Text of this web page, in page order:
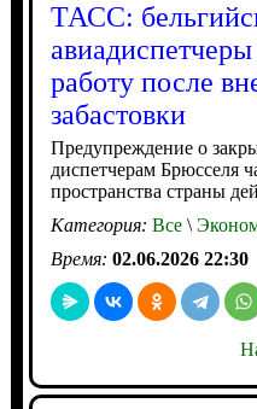
ТАСС:
работу после
забастовки
Предупреждение о
диспетчерам Брюсселя
пространства страны
Категория: Все\
Время: 02.06.2026 22:30